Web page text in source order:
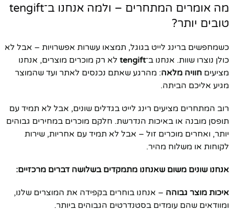
מה אומרים המתחרים – ולמה אנחנו ב־tengift
טובים יותר?
כשמחפשים ברינג לייט בגוגל, תמצאו עשרות אפשרויות – אבל לא
כולן נוצרו שוות. אנחנו ב־tengift לא רק מוכרים מוצרים, אנחנו
מציעים חוויה מלאה: מהרגע שאתם נכנסים לאתר ועד שהמוצר
מגיע אליכם הביתה.
רוב המתחרים מציעים רינג לייט בגדלים שונים, אבל לא תמיד עם
תופסן מובנה או באיכות הנדרשת. חלקם מוכרים במחירים גבוהים
יותר, ואחרים מוכרים זול – אבל לא תמיד עם אחריות, שירות
לקוחות או משלוח מהיר.
אנחנו שונים משום שאנחנו מתמקדים בשלושה דברים מרכזיים:
איכות מוצר גבוהה – אנחנו בוחרים בקפידה את המוצרים שלנו,
ומוודאים שהם עומדים בסטנדרטים הגבוהים ביותר.